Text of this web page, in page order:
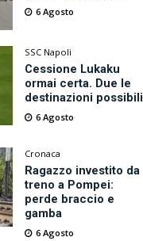
6 Agosto
SSC Napoli
Cessione Lukaku
ormai certa. Due le
destinazioni possibili
6 Agosto
Cronaca
Ragazzo investito da
treno a Pompei:
perde braccio e
gamba
6 Agosto